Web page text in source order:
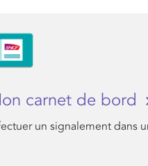
carnet de bord
un signalement dans